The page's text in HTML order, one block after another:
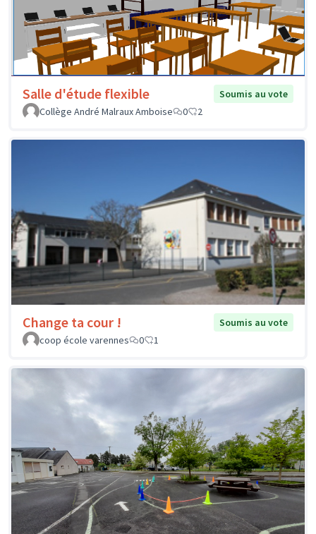
Salle d'étude flexible
Soumis au vote
Collège André Malraux Amboise
0 2
Change ta cour !
Soumis au vote
coop école varennes
0 1